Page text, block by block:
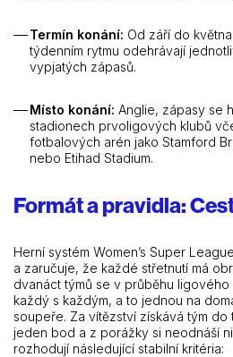
Termín konání: Od září do
týdenním rytmu odehrávají
vypjatých zápasů.
Místo konání: Anglie, zápasy se
stadionech prvoligových klubů
fotbalových arén jako Stamford
nebo Etihad Stadium.
Formát a pravidla:
Herní systém Women’s Super
a zaručuje, že každé střetnutí má
dvanáct týmů se v průběhu ligového
každý s každým, a to jednou na
soupeře. Za vítězství získává tým
jeden bod a z porážky si neodnáší
rozhodují následující stabilní kritéria: